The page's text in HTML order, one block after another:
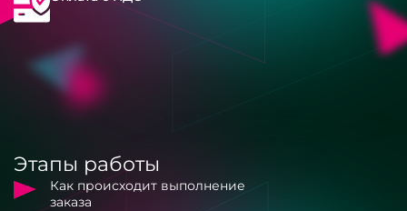
Этапы работы
Как происходит выполнение
заказа